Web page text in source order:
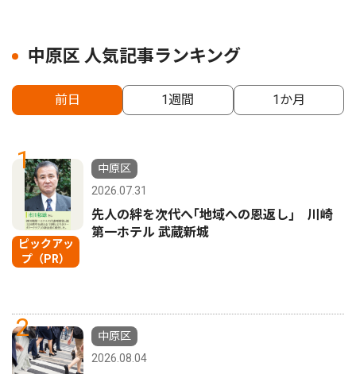
中原区 人気記事ランキング
前日 1週間 1か月
1
ピックアッ
プ（PR）
中原区
2026.07.31
先人の絆を次代へ｢地域への恩返し｣ 川崎
第一ホテル 武蔵新城
2
中原区
2026.08.04